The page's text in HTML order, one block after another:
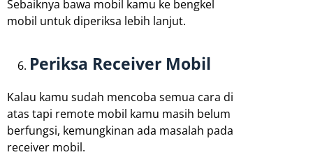
Sebaiknya bawa mobil kamu ke bengkel
mobil untuk diperiksa lebih lanjut.
Periksa Receiver Mobil
Kalau kamu sudah mencoba semua cara di
atas tapi remote mobil kamu masih belum
berfungsi, kemungkinan ada masalah pada
receiver mobil.